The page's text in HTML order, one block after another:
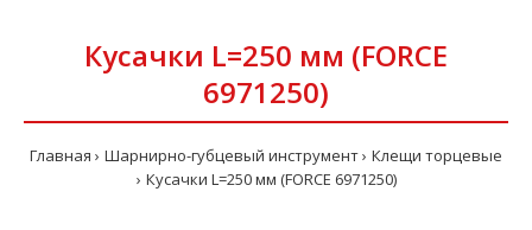
Кусачки L=250 мм (FORCE
6971250)
Главная Шарнирно-губцевый инструмент
Клещи торцевые
Кусачки L=250 мм (FORCE 6971250)